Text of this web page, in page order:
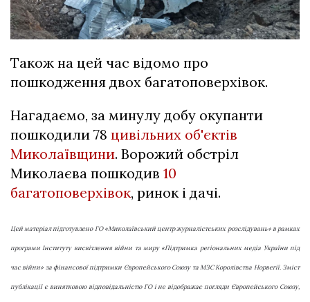
Також на цей час відомо про
пошкодження двох багатоповерхівок.
Нагадаємо, за минулу добу окупанти
пошкодили 78 цивільних об'єктів
Миколаївщини. Ворожий обстріл
Миколаєва пошкодив 10
багатоповерхівок, ринок і дачі.
Цей матеріал підготувлено ГО «Миколаївський центр журналістських розслідувань» в рамках
програми Інституту висвітлення війни та миру «Підтримка регіональних медіа України під
час війни» за фінансової підтримки Європейського Союзу та МЗС Королівства Норвегії. Зміст
публікації є винятковою відповідальністю ГО i не відображає погляди Європейського Союзу,